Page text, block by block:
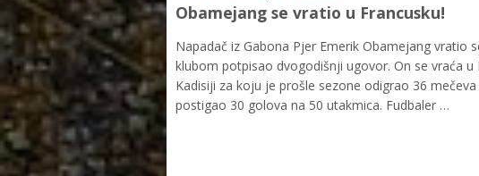
Obamejang se vratio u Francusku!
Napadač iz Gabona Pjer Emerik Obamejang vratio
klubom potpisao dvogodišnji ugovor. On se vraća
Kadisiji za koju je prošle sezone odigrao 36
postigao 30 golova na 50 utakmica. Fudbaler …